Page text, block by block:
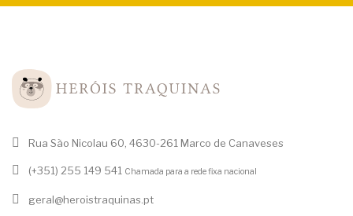
Rua São Nicolau 60, 4630-261 Marco de Canaveses
(+351) 255 149 541 Chamada para a rede fixa nacional
geral@heroistraquinas.pt